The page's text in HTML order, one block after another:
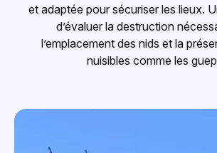
et adaptée pour sécuriser les lieux.
d’évaluer la destruction
l’emplacement des nids et la
nuisibles comme les